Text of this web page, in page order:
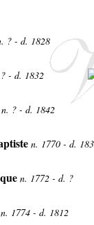
? - d. 1828
- d. 1832
n. ? - d. 1842
n. 1770 - d.
n. 1772 - d. ?
n. 1774 - d. 1812